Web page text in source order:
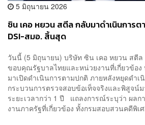
5 มิถุนายน 2026
ซิน เคอ หยวน สตีล กลับมาดำเนินการ
DSI-สมอ. สิ้นสุด
วันนี้ (5 มิถุนายน) บริษัท ซิน เคอ หยวน สตี
ขอบคุณรัฐบาลไทยและหน่วยงานที่เกี่ยวข้อ
มาเปิดดำเนินการตามปกติ ภายหลังหยุดดำเ
กระบวนการตรวจสอบข้อเท็จจริงและพิสูจน์
ระยะเวลากว่า 1 ปี แถลงการณ์ระบุว่า ผลก
งานภาครัฐที่เกี่ยวข้อง ทั้งกรมสอบสวนคดีพิเ